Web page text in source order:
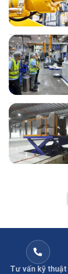
Tư vấn kỹ thuật